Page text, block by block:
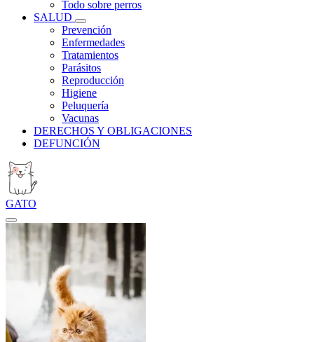
Todo sobre perros
SALUD
Prevención
Enfermedades
Tratamientos
Parásitos
Reproducción
Higiene
Peluquería
Vacunas
DERECHOS Y OBLIGACIONES
DEFUNCIÓN
GATO